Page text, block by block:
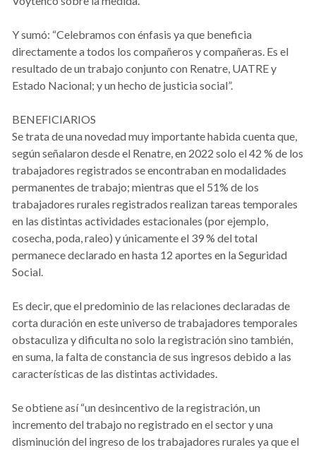
Y sumó: “Celebramos con énfasis ya que beneficia
directamente a todos los compañeros y compañeras. Es el
resultado de un trabajo conjunto con Renatre, UATRE y
Estado Nacional; y un hecho de justicia social”.
BENEFICIARIOS
Se trata de una novedad muy importante habida cuenta que,
según señalaron desde el Renatre, en 2022 solo el 42 % de los
trabajadores registrados se encontraban en modalidades
permanentes de trabajo; mientras que el 51% de los
trabajadores rurales registrados realizan tareas temporales
en las distintas actividades estacionales (por ejemplo,
cosecha, poda, raleo) y únicamente el 39 % del total
permanece declarado en hasta 12 aportes en la Seguridad
Social.
Es decir, que el predominio de las relaciones declaradas de
corta duración en este universo de trabajadores temporales
obstaculiza y dificulta no solo la registración sino también,
en suma, la falta de constancia de sus ingresos debido a las
características de las distintas actividades.
Se obtiene así “un desincentivo de la registración, un
incremento del trabajo no registrado en el sector y una
disminución del ingreso de los trabajadores rurales ya que el